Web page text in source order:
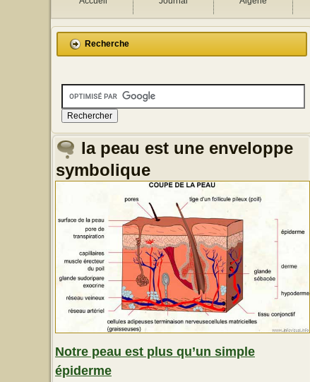
Recherche
la peau est une enveloppe
symbolique
Notre peau est plus qu’un simple
épiderme